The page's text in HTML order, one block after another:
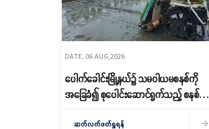
DATE: 06 AUG,2026
ပေါက်ခေါင်းမြို့နယ်၌ သမဝါယမစနစ်ကို
အခြေခံ၍ စုပေါင်းဆောင်ရွက်သည့် စနစ်ကျ
ဆက်လက်ဖတ်ရှုရန်